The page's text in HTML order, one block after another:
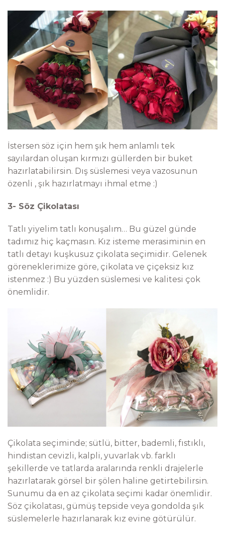
İstersen söz için hem şık hem anlamlı tek
sayılardan oluşan kırmızı güllerden bir buket
hazırlatabilirsin. Dış süslemesi veya vazosunun
özenli , şık hazırlatmayı ihmal etme :)
3- Söz Çikolatası
Tatlı yiyelim tatlı konuşalım… Bu güzel günde
tadımız hiç kaçmasın. Kız isteme merasiminin en
tatlı detayı kuşkusuz çikolata seçimidir. Gelenek
göreneklerimize göre, çikolata ve çiçeksiz kız
istenmez :) Bu yüzden süslemesi ve kalitesi çok
önemlidir.
Çikolata seçiminde; sütlü, bitter, bademli, fıstıklı,
hindistan cevizli, kalpli, yuvarlak vb. farklı
şekillerde ve tatlarda aralarında renkli drajelerle
hazırlatarak görsel bir şölen haline getirtebilirsin.
Sunumu da en az çikolata seçimi kadar önemlidir.
Söz çikolatası, gümüş tepside veya gondolda şık
süslemelerle hazırlanarak kız evine götürülür.